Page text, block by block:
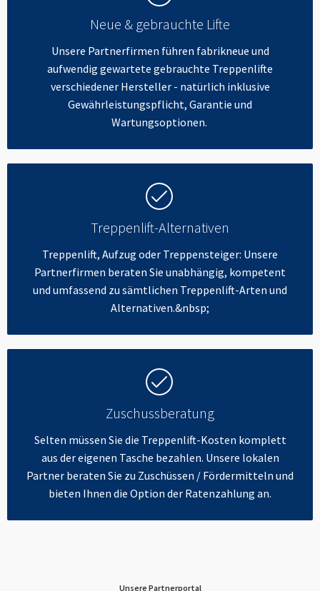
Neue & gebrauchte Lifte
Unsere Partnerfirmen führen fabrikneue und
aufwendig gewartete gebrauchte Treppenlifte
verschiedener Hersteller - natürlich inklusive
Gewährleistungspflicht, Garantie und
Wartungsoptionen.
Treppenlift-Alternativen
Treppenlift, Aufzug oder Treppensteiger: Unsere
Partnerfirmen beraten Sie unabhängig, kompetent
und umfassend zu sämtlichen Treppenlift-Arten und
Alternativen.&nbsp;
Zuschussberatung
Selten müssen Sie die Treppenlift-Kosten komplett
aus der eigenen Tasche bezahlen. Unsere lokalen
Partner beraten Sie zu Zuschüssen / Fördermitteln und
bieten Ihnen die Option der Ratenzahlung an.
Unsere Partnerportal